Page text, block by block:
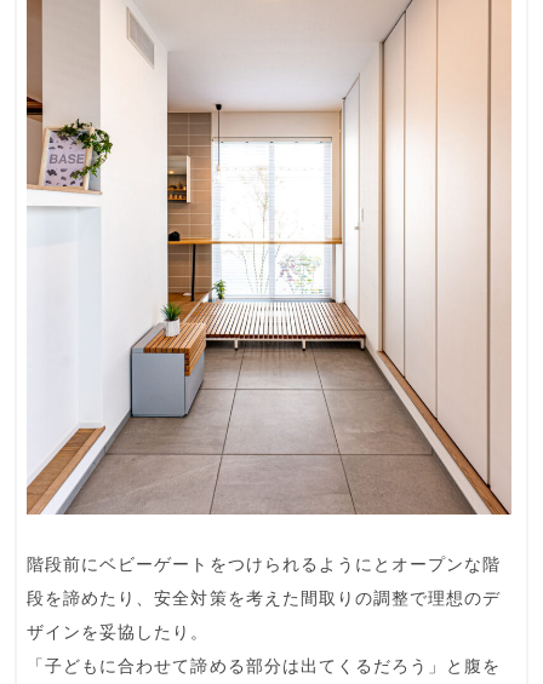
階段前にベビーゲートをつけられるようにと オープンな階
段を諦めたり、安全対策を考えた 間取りの調整で理想のデ
ザインを妥協したり。
「子どもに合わせて諦める部分は出てくるだろう」と腹を